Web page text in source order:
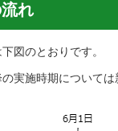
れ
図のとおりです。
実施時期について